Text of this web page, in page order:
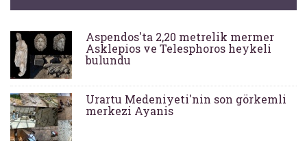
Aspendos'ta 2,20 metrelik mermer
Asklepios ve Telesphoros heykeli
bulundu
Urartu Medeniyeti'nin son görkemli
merkezi Ayanis